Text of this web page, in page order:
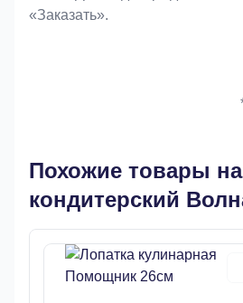
«Заказать».
Похожие товары
кондитерский